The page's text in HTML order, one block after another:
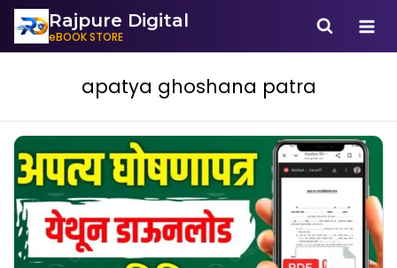
Rajpure Digital
eBOOK STORE
apatya ghoshana patra